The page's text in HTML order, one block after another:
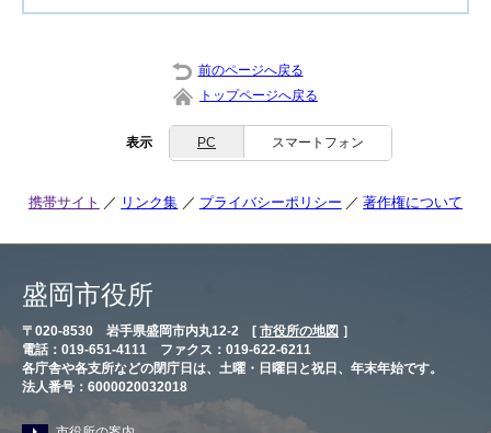
前のページへ戻る
トップページへ戻る
表示 PC スマートフォン
携帯サイト リンク集 プライバシーポリシー 著作権について
盛岡市役所
〒020-8530 岩手県盛岡市内丸12-2 [ 市役所の地図 ］
電話：019-651-4111 ファクス：019-622-6211
各庁舎や各支所などの閉庁日は、土曜・日曜日と祝日、年末年始です。
法人番号：6000020032018